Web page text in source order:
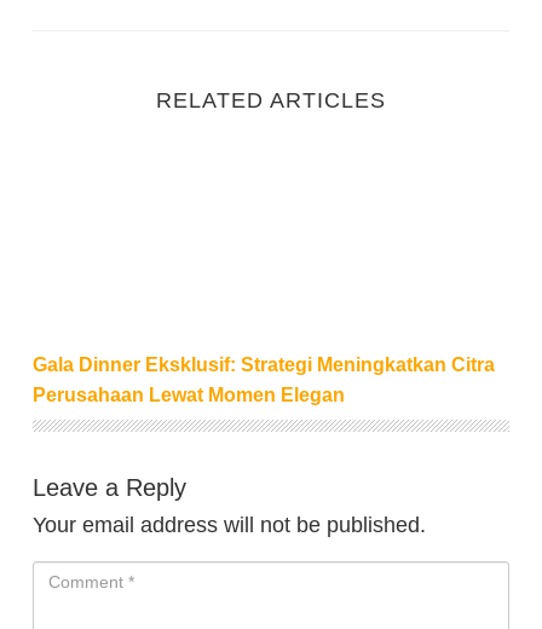
RELATED ARTICLES
Gala Dinner Eksklusif: Strategi Meningkatkan Citra
Perusahaan Lewat Momen Elegan
Leave a Reply
Your email address will not be published.